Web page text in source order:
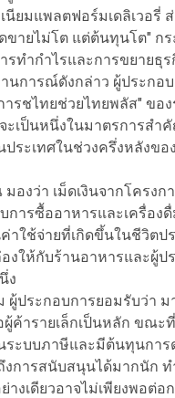
นียมแพลตฟอร์มเดลิเวอรี่
ขายไม่โต แต่ต้นทุนโต" ก
รทำกำไรและการขยายธุร
นการณ์ดังกล่าว ผู้ประกอ
ารชไทยช่วยไทยพลัส" ขอ
ะเป็นหนึ่งในมาตรการสำ
ประเทศในช่วงครึ่งหลังขอ
องว่า เม็ดเงินจากโครง
การซื้ออาหารและเครื่อง
ค่าใช้จ่ายที่เกิดขึ้นในชีวิตป
งให้กับร้านอาหารและผู้ป
ง
ผู้ประกอบการยอมรับว่า ม
ผู้ค้ารายเล็กเป็นหลัก ขณ
ระบบภาษีและมีต้นทุนการ
งการสนับสนุนได้มากนัก
างเดียวอาจไม่เพียงพอต่